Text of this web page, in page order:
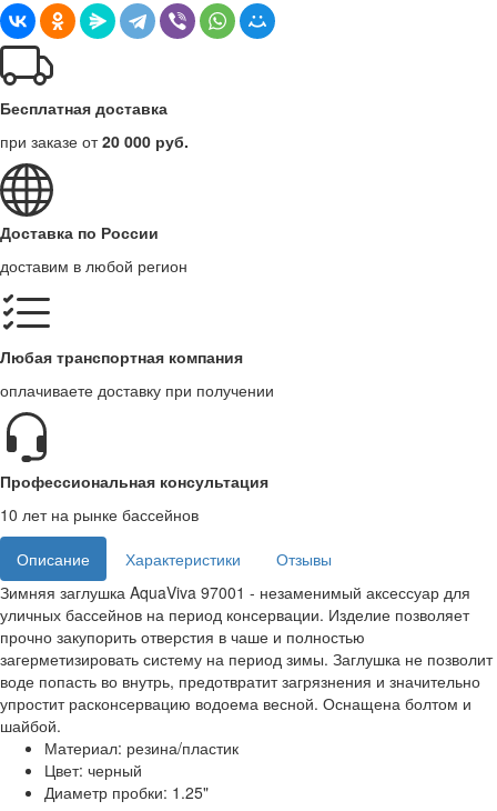
Бесплатная доставка
при заказе от20 000 руб.
Доставка по России
доставим в любой регион
Любая транспортная компания
оплачиваете доставку при получении
Профессиональная консультация
10 лет на рынке бассейнов
Описание
Характеристики
Отзывы
Зимняя заглушка AquaViva 97001 - незаменимый аксессуар для
уличных бассейнов на период консервации. Изделие позволяет
прочно закупорить отверстия в чаше и полностью
загерметизировать систему на период зимы. Заглушка не позволит
воде попасть во внутрь, предотвратит загрязнения и значительно
упростит расконсервацию водоема весной. Оснащена болтом и
шайбой.
Материал: резина/пластик
Цвет: черный
Диаметр пробки: 1.25"